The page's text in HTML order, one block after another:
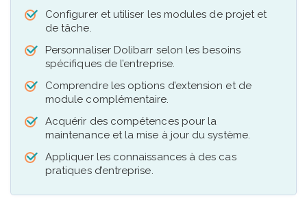
Configurer et utiliser les modules de projet et
de tâche.
Personnaliser Dolibarr selon les besoins
spécifiques de l’entreprise.
Comprendre les options d’extension et de
module complémentaire.
Acquérir des compétences pour la
maintenance et la mise à jour du système.
Appliquer les connaissances à des cas
pratiques d’entreprise.